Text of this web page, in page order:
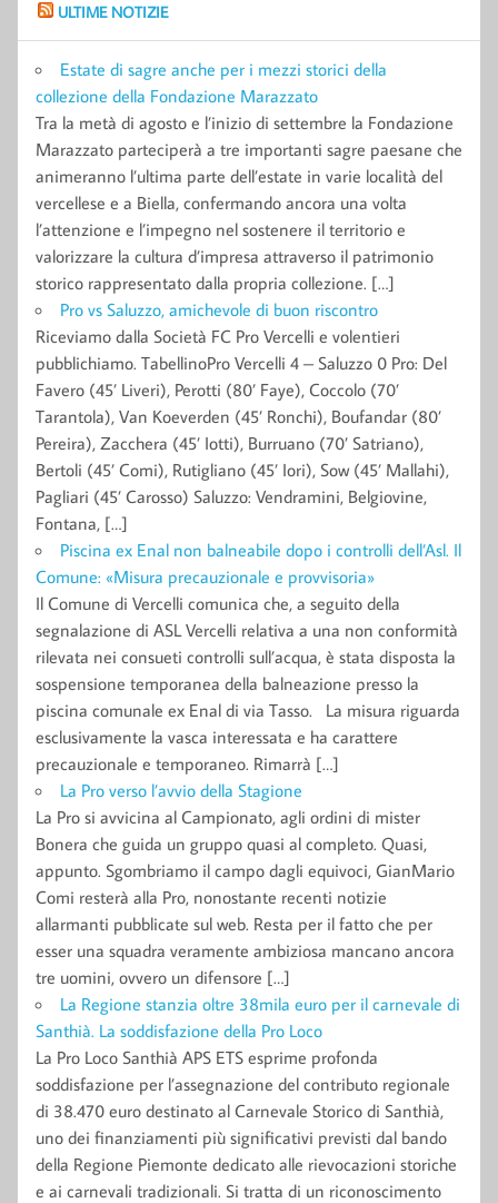
ULTIME NOTIZIE
Estate di sagre anche per i mezzi storici della
collezione della Fondazione Marazzato
Tra la metà di agosto e l’inizio di settembre la Fondazione
Marazzato parteciperà a tre importanti sagre paesane che
animeranno l’ultima parte dell’estate in varie località del
vercellese e a Biella, confermando ancora una volta
l’attenzione e l’impegno nel sostenere il territorio e
valorizzare la cultura d’impresa attraverso il patrimonio
storico rappresentato dalla propria collezione. […]
Pro vs Saluzzo, amichevole di buon riscontro
Riceviamo dalla Società FC Pro Vercelli e volentieri
pubblichiamo. TabellinoPro Vercelli 4 – Saluzzo 0 Pro: Del
Favero (45’ Liveri), Perotti (80’ Faye), Coccolo (70’
Tarantola), Van Koeverden (45’ Ronchi), Boufandar (80’
Pereira), Zacchera (45’ Iotti), Burruano (70’ Satriano),
Bertoli (45’ Comi), Rutigliano (45’ Iori), Sow (45’ Mallahi),
Pagliari (45’ Carosso) Saluzzo: Vendramini, Belgiovine,
Fontana, […]
Piscina ex Enal non balneabile dopo i controlli dell’Asl. Il
Comune: «Misura precauzionale e provvisoria»
Il Comune di Vercelli comunica che, a seguito della
segnalazione di ASL Vercelli relativa a una non conformità
rilevata nei consueti controlli sull’acqua, è stata disposta la
sospensione temporanea della balneazione presso la
piscina comunale ex Enal di via Tasso. La misura riguarda
esclusivamente la vasca interessata e ha carattere
precauzionale e temporaneo. Rimarrà […]
La Pro verso l’avvio della Stagione
La Pro si avvicina al Campionato, agli ordini di mister
Bonera che guida un gruppo quasi al completo. Quasi,
appunto. Sgombriamo il campo dagli equivoci, GianMario
Comi resterà alla Pro, nonostante recenti notizie
allarmanti pubblicate sul web. Resta per il fatto che per
esser una squadra veramente ambiziosa mancano ancora
tre uomini, ovvero un difensore […]
La Regione stanzia oltre 38mila euro per il carnevale di
Santhià. La soddisfazione della Pro Loco
La Pro Loco Santhià APS ETS esprime profonda
soddisfazione per l’assegnazione del contributo regionale
di 38.470 euro destinato al Carnevale Storico di Santhià,
uno dei finanziamenti più significativi previsti dal bando
della Regione Piemonte dedicato alle rievocazioni storiche
e ai carnevali tradizionali. Si tratta di un riconoscimento